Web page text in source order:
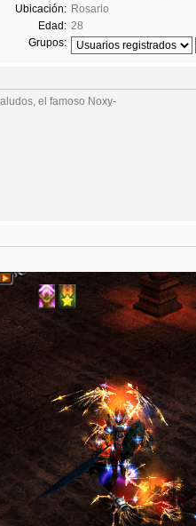
Ubicación: Rosario
Edad: 28
Grupos:
el famoso Noxy-